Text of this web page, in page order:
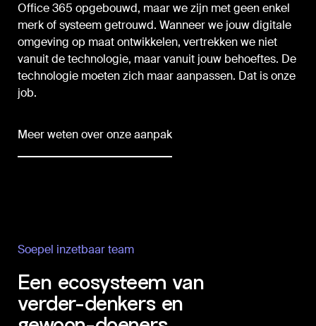
Office 365 opgebouwd, maar we zijn met geen enkel
merk of systeem getrouwd. Wanneer we jouw digitale
omgeving op maat ontwikkelen, vertrekken we niet
vanuit de technologie, maar vanuit jouw behoeftes. De
technologie moeten zich maar aanpassen. Dat is onze
job.
Meer weten over onze aanpak
Soepel inzetbaar team
Een ecosysteem van
verder-denkers en